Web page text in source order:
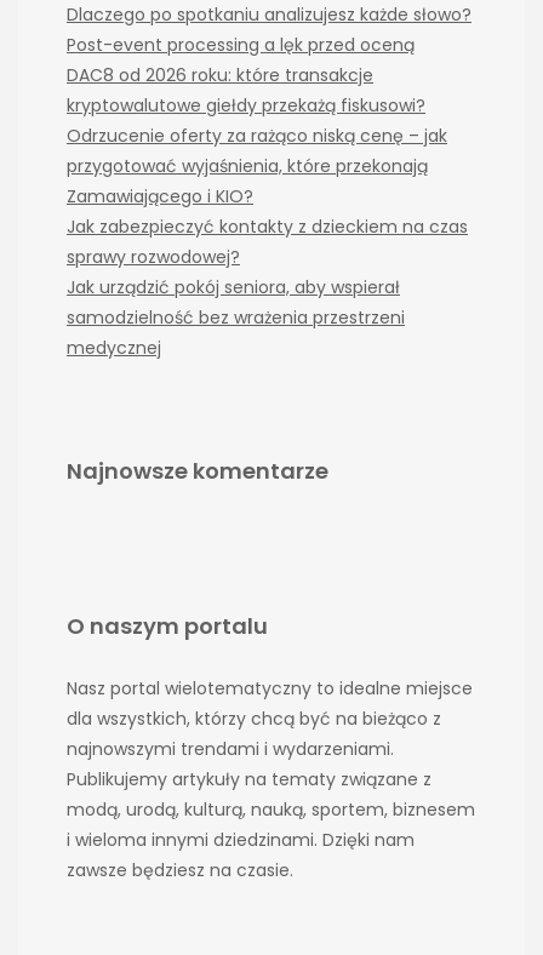
Dlaczego po spotkaniu analizujesz każde słowo?
Post-event processing a lęk przed oceną
DAC8 od 2026 roku: które transakcje
kryptowalutowe giełdy przekażą fiskusowi?
Odrzucenie oferty za rażąco niską cenę – jak
przygotować wyjaśnienia, które przekonają
Zamawiającego i KIO?
Jak zabezpieczyć kontakty z dzieckiem na czas
sprawy rozwodowej?
Jak urządzić pokój seniora, aby wspierał
samodzielność bez wrażenia przestrzeni
medycznej
Najnowsze komentarze
O naszym portalu
Nasz portal wielotematyczny to idealne miejsce
dla wszystkich, którzy chcą być na bieżąco z
najnowszymi trendami i wydarzeniami.
Publikujemy artykuły na tematy związane z
modą, urodą, kulturą, nauką, sportem, biznesem
i wieloma innymi dziedzinami. Dzięki nam
zawsze będziesz na czasie.